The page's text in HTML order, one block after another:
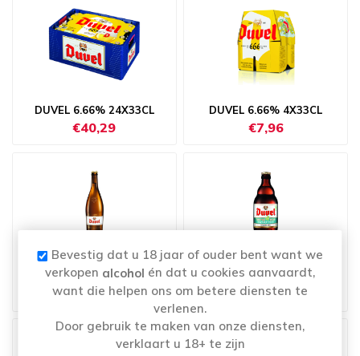
DUVEL 6.66% 24X33CL
€40,29
DUVEL 6.66% 4X33CL
€7,96
DUVEL 75CL
€5,39
DUVEL TRIPEL HOP
CASHMERE 33CL
€2,49
Bevestig dat u 18 jaar of ouder bent want we
verkopen alcohol én dat u cookies aanvaardt,
want die helpen ons om betere diensten te
verlenen.
Door gebruik te maken van onze diensten,
verklaart u 18+ te zijn